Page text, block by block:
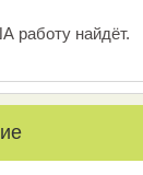
работу найдёт.